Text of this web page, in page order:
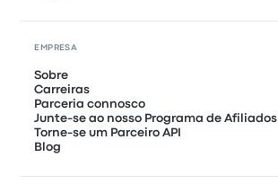
EMPRESA
Sobre
Carreiras
Parceria connosco
Junte-se ao nosso Programa de Afiliados
Torne-se um Parceiro API
Blog